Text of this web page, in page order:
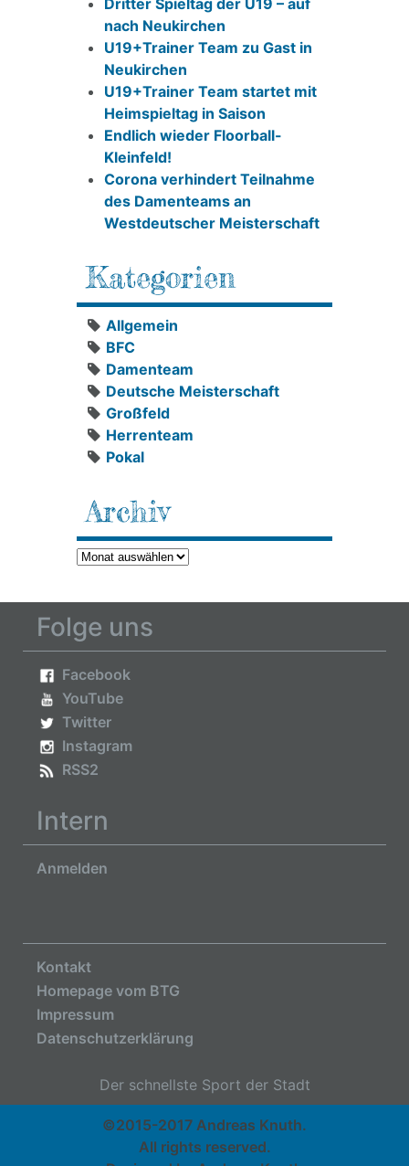
Dritter Spieltag der U19 – auf
nach Neukirchen
U19+Trainer Team zu Gast in
Neukirchen
U19+Trainer Team startet mit
Heimspieltag in Saison
Endlich wieder Floorball-
Kleinfeld!
Corona verhindert Teilnahme
des Damenteams an
Westdeutscher Meisterschaft
Kategorien
Allgemein
BFC
Damenteam
Deutsche Meisterschaft
Großfeld
Herrenteam
Pokal
Archiv
Archiv
Folge uns
Facebook
YouTube
Twitter
Instagram
RSS2
Intern
Anmelden
Kontakt
Homepage vom BTG
Impressum
Datenschutzerklärung
Der schnellste Sport der Stadt
©2015-2017 Andreas Knuth.
All rights reserved.